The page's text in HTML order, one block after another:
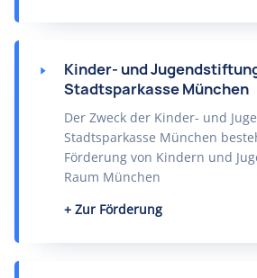
Kinder- und
Stadtsparkasse München
Der Zweck der Kinder- und
Stadtsparkasse München
Förderung von Kindern und
Raum München
Zur Förderung